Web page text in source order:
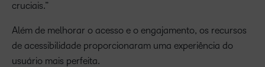
cruciais.”
Além de melhorar o acesso e o engajamento, os recursos
de acessibilidade proporcionaram uma experiência do
usuário mais perfeita.